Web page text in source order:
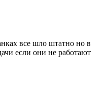
все шло штатно но в
если они не работают